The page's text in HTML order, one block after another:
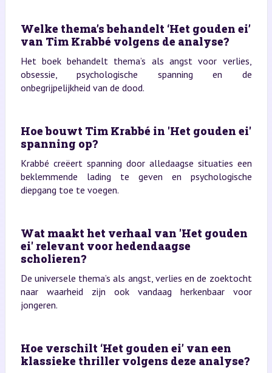
Welke thema’s behandelt ‘Het gouden ei’
van Tim Krabbé volgens de analyse?
Het boek behandelt thema’s als angst voor verlies,
obsessie, psychologische spanning en de
onbegrijpelijkheid van de dood.
Hoe bouwt Tim Krabbé in 'Het gouden ei'
spanning op?
Krabbé creëert spanning door alledaagse situaties een
beklemmende lading te geven en psychologische
diepgang toe te voegen.
Wat maakt het verhaal van 'Het gouden
ei' relevant voor hedendaagse
scholieren?
De universele thema’s als angst, verlies en de zoektocht
naar waarheid zijn ook vandaag herkenbaar voor
jongeren.
Hoe verschilt ‘Het gouden ei’ van een
klassieke thriller volgens deze analyse?